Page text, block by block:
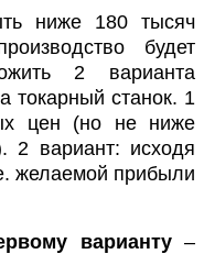
ниже 180 тысяч
будет
2 варианта
токарный станок. 1
цен (но не ниже
2 вариант: исходя
желаемой прибыли
варианту–